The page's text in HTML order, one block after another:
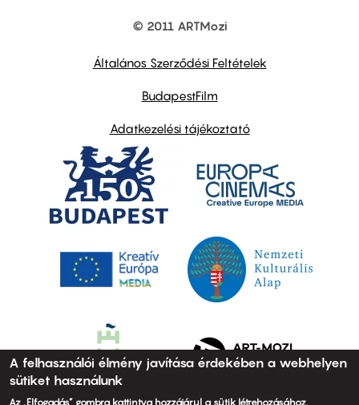
© 2011 ARTMozi
Általános Szerződési Feltételek
BudapestFilm
Adatkezelési tájékoztató
A felhasználói élmény javítása érdekében a webhelyen
sütiket használunk
Az „Elfogadás” gombra kattintva hozzájárul a sütik létrehozásához.